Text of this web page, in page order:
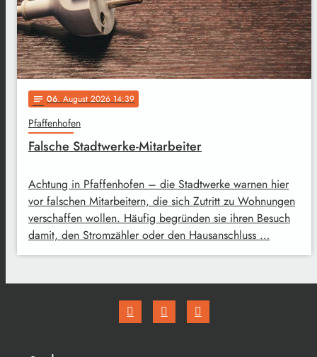
notes 06. August 2026 14:39
Pfaffenhofen
Falsche Stadtwerke-Mitarbeiter
Achtung in Pfaffenhofen – die Stadtwerke warnen hier
vor falschen Mitarbeitern, die sich Zutritt zu Wohnungen
verschaffen wollen. Häufig begründen sie ihren Besuch
damit, den Stromzähler oder den Hausanschluss …